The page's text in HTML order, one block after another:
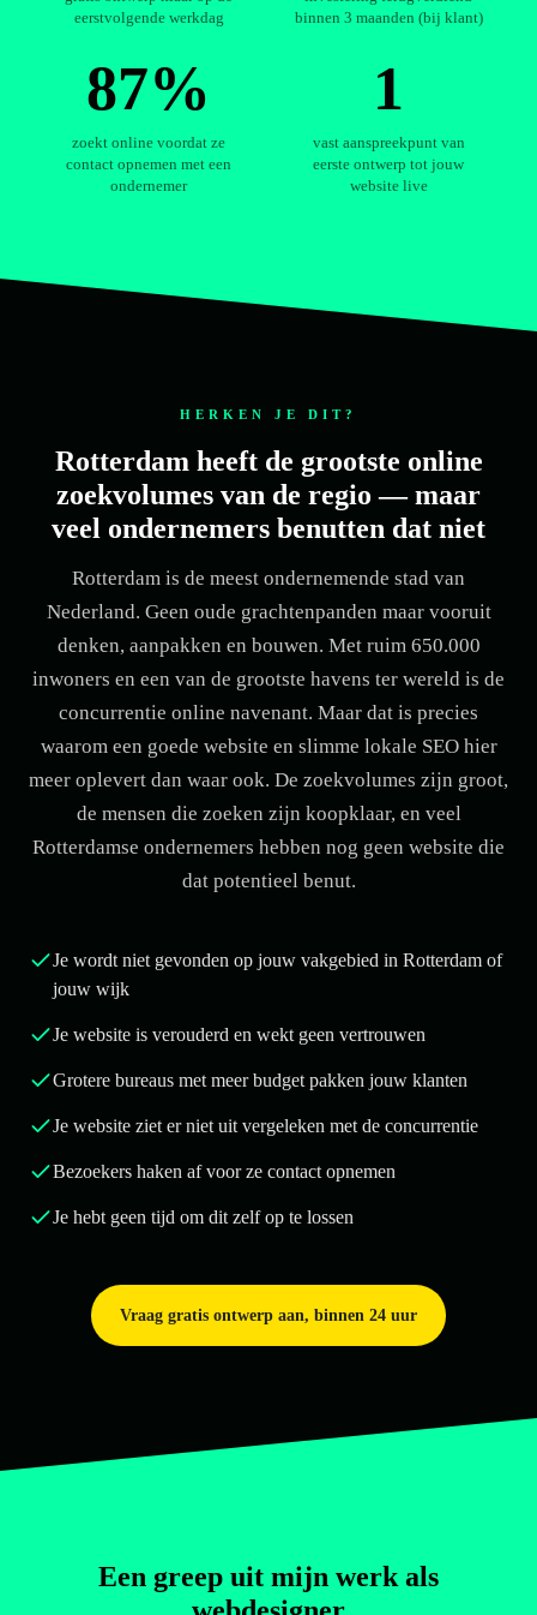
eerstvolgende werkdag
binnen 3 maanden (bij klant)
87%
zoekt online voordat ze
contact opnemen met een
ondernemer
1
vast aanspreekpunt van
eerste ontwerp tot jouw
website live
HERKEN JE DIT?
Rotterdam heeft de grootste online
zoekvolumes van de regio — maar
veel ondernemers benutten dat niet
Rotterdam is de meest ondernemende stad van
Nederland. Geen oude grachtenpanden maar vooruit
denken, aanpakken en bouwen. Met ruim 650.000
inwoners en een van de grootste havens ter wereld is de
concurrentie online navenant. Maar dat is precies
waarom een goede website en slimme lokale SEO hier
meer oplevert dan waar ook. De zoekvolumes zijn groot,
de mensen die zoeken zijn koopklaar, en veel
Rotterdamse ondernemers hebben nog geen website die
dat potentieel benut.
Je wordt niet gevonden op jouw vakgebied in Rotterdam of
jouw wijk
Je website is verouderd en wekt geen vertrouwen
Grotere bureaus met meer budget pakken jouw klanten
Je website ziet er niet uit vergeleken met de concurrentie
Bezoekers haken af voor ze contact opnemen
Je hebt geen tijd om dit zelf op te lossen
Vraag gratis ontwerp aan, binnen 24 uur
Een greep uit mijn werk als